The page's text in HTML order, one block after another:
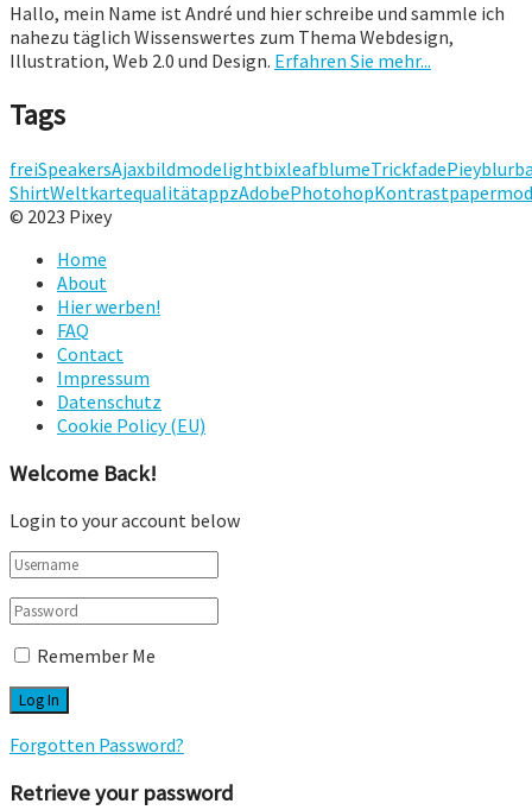
Hallo, mein Name ist André und hier schreibe und sammle ich
nahezu täglich Wissenswertes zum Thema Webdesign,
Illustration, Web 2.0 und Design. Erfahren Sie mehr...
Tags
freiSpeakersAjaxbildmodelightbixleafblumeTrickfadePieyblur
ShirtWeltkartequalitätappzAdobePhotohopKontrast
© 2023 Pixey
Home
About
Hier werben!
FAQ
Contact
Impressum
Datenschutz
Cookie Policy (EU)
Welcome Back!
Login to your account below
Remember Me
Forgotten Password?
Retrieve your password